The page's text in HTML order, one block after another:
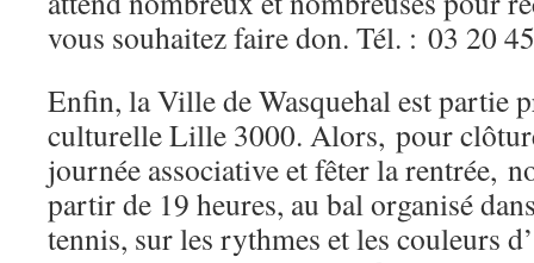
vous souhaitez faire don. Tél. : 03 20
Enfin, la Ville de Wasquehal est partie
culturelle Lille 3000. Alors, pour
journée associative et fêter la rentrée,
partir de 19 heures, au bal organisé
tennis, sur les rythmes et les couleurs